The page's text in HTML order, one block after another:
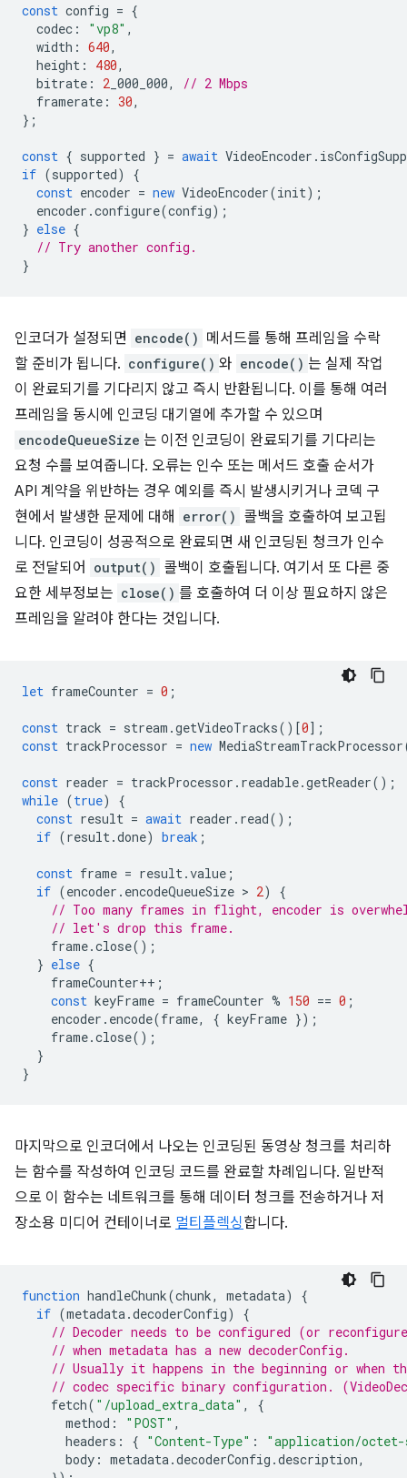
const config = {
codec : "vp8" ,
width : 640,
height : 480,
bitrate : 2 _000_000,
// 2 Mbps
framerate : 30,
};
const { supported } = await VideoEncoder .
if (supported)
{
const encoder = new VideoEncoder(init);
encoder .configure(config);
} else {
// Try another config.
}
인코더가 설정되면 encode() 메서드를 통해 프레임을 수락
할 준비가 됩니다. configure() 와 encode() 는 실제 작업
이 완료되기를 기다리지 않고 즉시 반환됩니다. 이를 통해 여러
프레임을 동시에 인코딩 대기열에 추가할 수 있으며
encodeQueueSize 는 이전 인코딩이 완료되기를 기다리는
요청 수를 보여줍니다. 오류는 인수 또는 메서드 호출 순서가
API 계약을 위반하는 경우 예외를 즉시 발생시키거나 코덱 구
현에서 발생한 문제에 대해
error() 콜백을 호출하여 보고됩
니다. 인코딩이 성공적으로 완료되면 새 인코딩된 청크가 인수
로 전달되어
output() 콜백이 호출됩니다. 여기서 또 다른 중
요한 세부정보는 close() 를 호출하여 더 이상 필요하지 않은
프레임을 알려야 한다는 것입니다.
let frameCounter = 0 ;
const track = stream .getVideoTracks()[0];
const trackProcessor = new MediaStreamTrackProcessor
const reader = trackProcessor . readable.getReader();
while (true)
{
const result = await reader . read();
if (result .done) break ;
const frame = result .value ;
if (encoder . encodeQueueSize > 2)
{
// Too many frames in flight, encoder is
// let's drop this frame.
frame.close();
} else {
frameCounter++ ;
const keyFrame = frameCounter % 150 == 0 ;
encoder . encode(frame, { keyFrame });
frame.close();
}
}
마지막으로 인코더에서 나오는 인코딩된 동영상 청크를 처리하
는 함수를 작성하여 인코딩 코드를 완료할 차례입니다. 일반적
으로 이 함수는 네트워크를 통해 데이터 청크를 전송하거나 저
장소용 미디어 컨테이너로 멀티플렉싱합니다.
function handleChunk(chunk, metadata)
{
if (metadata .decoderConfig)
{
// Decoder needs to be configured (or
// when metadata has a new decoderConfig.
// Usually it happens in the beginning or when
// codec specific binary configuration.
fetch( "/upload_extra_data" ,
{
method : "POST" ,
headers : { "Content-Type" :
"application/octet-
body : metadata .decoderConfig .description,